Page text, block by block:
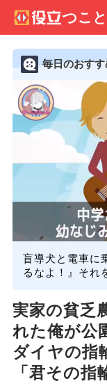
毎日のおす
盲導犬と電車に
るなよ！』それ
実家の貧乏
れた俺が公
ダイヤの指
「君その指